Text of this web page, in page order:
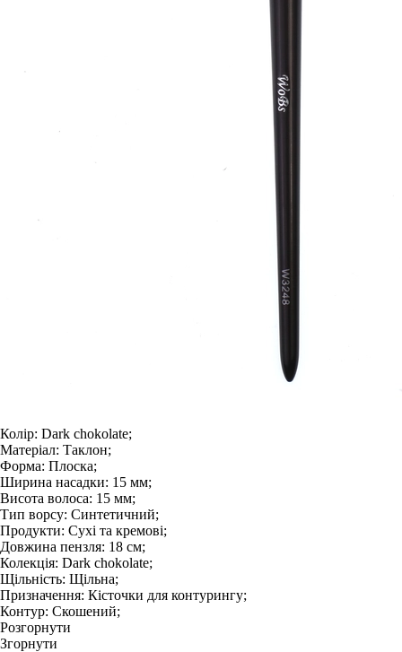
Колір: Dark chokolate;
Матеріал: Таклон;
Форма: Плоска;
Ширина насадки: 15 мм;
Висота волоса: 15 мм;
Тип ворсу: Синтетичний;
Продукти: Сухі та кремові;
Довжина пензля: 18 см;
Колекція: Dark chokolate;
Щільність: Щільна;
Призначення: Кісточки для контурингу;
Контур: Скошений;
Розгорнути
Згорнути